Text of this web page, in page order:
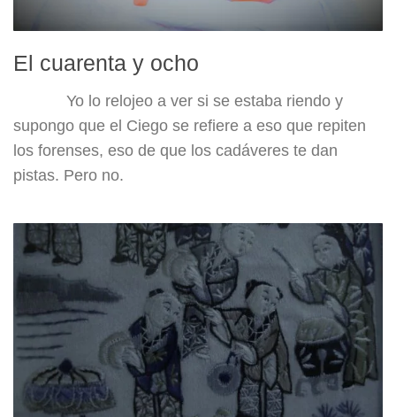
El cuarenta y ocho
Yo lo relojeo a ver si se estaba riendo y
supongo que el Ciego se refiere a eso que repiten
los forenses, eso de que los cadáveres te dan
pistas. Pero no.